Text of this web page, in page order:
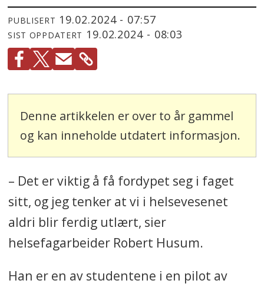
PUBLISERT 19.02.2024 - 07:57
SIST OPPDATERT 19.02.2024 - 08:03
Denne artikkelen er over to år gammel
og kan inneholde utdatert informasjon.
– Det er viktig å få fordypet seg i faget
sitt, og jeg tenker at vi i helsevesenet
aldri blir ferdig utlært, sier
helsefagarbeider Robert Husum.
Han er en av studentene i en pilot av